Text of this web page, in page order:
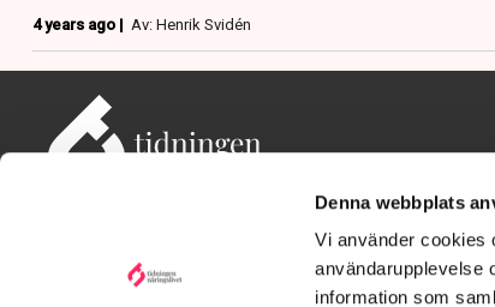
Denna webbplats
Vi använder cookies
användarupplevelse
information som
4 years ago | Av: Henrik Svidén
Adress: Tidningen Näringslivet, 114 82 Stockholm